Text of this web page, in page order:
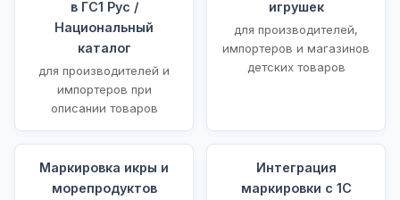
в ГС1 Рус /
Национальный
каталог
для производителей и
импортеров при
описании товаров
игрушек
для производителей,
импортеров и магазинов
детских товаров
Маркировка икры и
морепродуктов
Интеграция
маркировки с 1С